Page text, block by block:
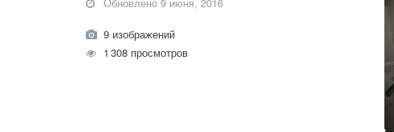
9 изображений
1 308 просмотров